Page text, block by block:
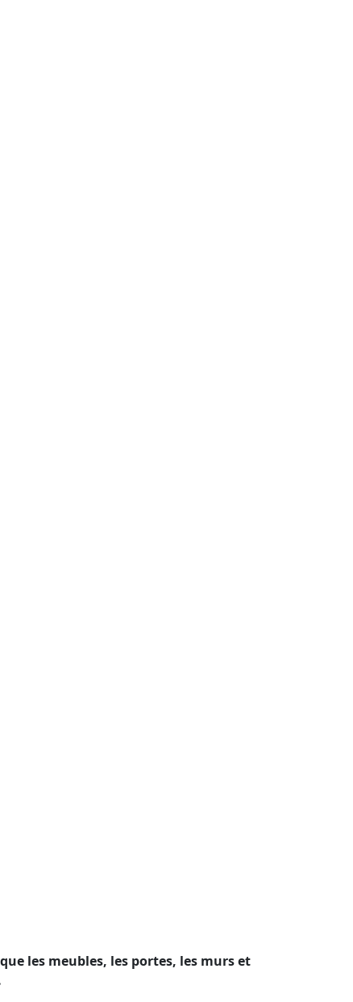
les meubles, les portes, les murs et